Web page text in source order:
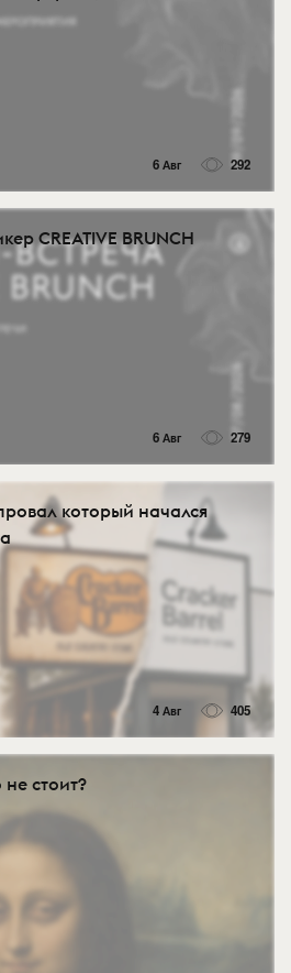
6 Авг 292
CREATIVE BRUNCH
6 Авг 279
который начался
4 Авг 405
стоит?